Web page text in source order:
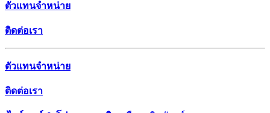
ตัวแทนจำหน่าย
ติดต่อเรา
ตัวแทนจำหน่าย
ติดต่อเรา